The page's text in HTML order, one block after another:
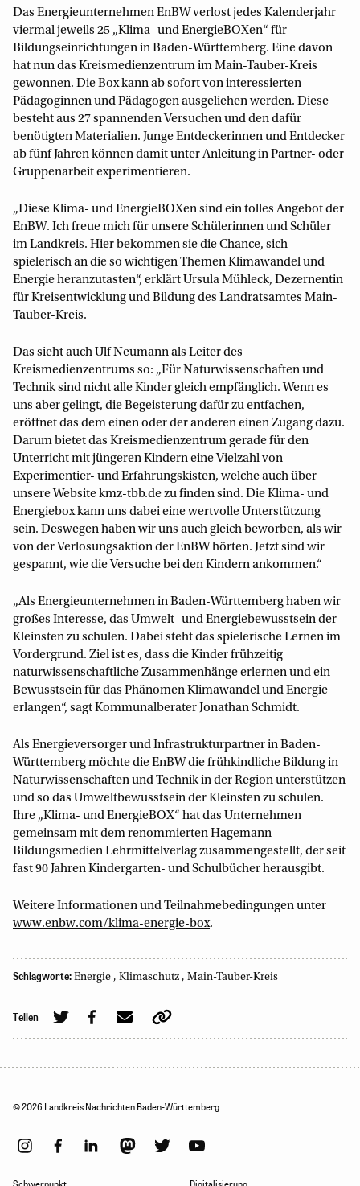
Das Energieunternehmen EnBW verlost jedes Kalenderjahr
viermal jeweils 25 „Klima- und EnergieBOXen“ für
Bildungseinrichtungen in Baden-Württemberg. Eine davon
hat nun das Kreismedienzentrum im Main-Tauber-Kreis
gewonnen. Die Box kann ab sofort von interessierten
Pädagoginnen und Pädagogen ausgeliehen werden. Diese
besteht aus 27 spannenden Versuchen und den dafür
benötigten Materialien. Junge Entdeckerinnen und Entdecker
ab fünf Jahren können damit unter Anleitung in Partner- oder
Gruppenarbeit experimentieren.
„Diese Klima- und EnergieBOXen sind ein tolles Angebot der
EnBW. Ich freue mich für unsere Schülerinnen und Schüler
im Landkreis. Hier bekommen sie die Chance, sich
spielerisch an die so wichtigen Themen Klimawandel und
Energie heranzutasten“, erklärt Ursula Mühleck, Dezernentin
für Kreisentwicklung und Bildung des Landratsamtes Main-
Tauber-Kreis.
Das sieht auch Ulf Neumann als Leiter des
Kreismedienzentrums so: „Für Naturwissenschaften und
Technik sind nicht alle Kinder gleich empfänglich. Wenn es
uns aber gelingt, die Begeisterung dafür zu entfachen,
eröffnet das dem einen oder der anderen einen Zugang dazu.
Darum bietet das Kreismedienzentrum gerade für den
Unterricht mit jüngeren Kindern eine Vielzahl von
Experimentier- und Erfahrungskisten, welche auch über
unsere Website kmz-tbb.de zu finden sind. Die Klima- und
Energiebox kann uns dabei eine wertvolle Unterstützung
sein. Deswegen haben wir uns auch gleich beworben, als wir
von der Verlosungsaktion der EnBW hörten. Jetzt sind wir
gespannt, wie die Versuche bei den Kindern ankommen.“
„Als Energieunternehmen in Baden-Württemberg haben wir
großes Interesse, das Umwelt- und Energiebewusstsein der
Kleinsten zu schulen. Dabei steht das spielerische Lernen im
Vordergrund. Ziel ist es, dass die Kinder frühzeitig
naturwissenschaftliche Zusammenhänge erlernen und ein
Bewusstsein für das Phänomen Klimawandel und Energie
erlangen“, sagt Kommunalberater Jonathan Schmidt.
Als Energieversorger und Infrastrukturpartner in Baden-
Württemberg möchte die EnBW die frühkindliche Bildung in
Naturwissenschaften und Technik in der Region unterstützen
und so das Umweltbewusstsein der Kleinsten zu schulen.
Ihre „Klima- und EnergieBOX“ hat das Unternehmen
gemeinsam mit dem renommierten Hagemann
Bildungsmedien Lehrmittelverlag zusammengestellt, der seit
fast 90 Jahren Kindergarten- und Schulbücher herausgibt.
Weitere Informationen und Teilnahmebedingungen unter
www.enbw.com/klima-energie-box.
Schlagworte: Energie , Klimaschutz , Main-Tauber-Kreis
Teilen
© 2026 Landkreis Nachrichten Baden-Württemberg